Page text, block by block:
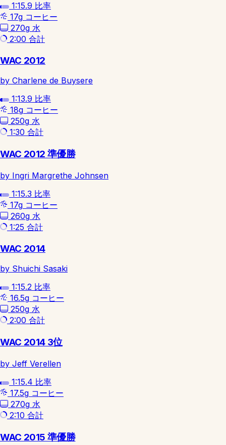
1:15.9 比率
17g コーヒー
270g 水
2:00 合計
WAC 2012
by Charlene de Buysere
1:13.9 比率
18g コーヒー
250g 水
1:30 合計
WAC 2012 準優勝
by Ingri Margrethe Johnsen
1:15.3 比率
17g コーヒー
260g 水
1:25 合計
WAC 2014
by Shuichi Sasaki
1:15.2 比率
16.5g コーヒー
250g 水
2:00 合計
WAC 2014 3位
by Jeff Verellen
1:15.4 比率
17.5g コーヒー
270g 水
2:10 合計
WAC 2015 準優勝